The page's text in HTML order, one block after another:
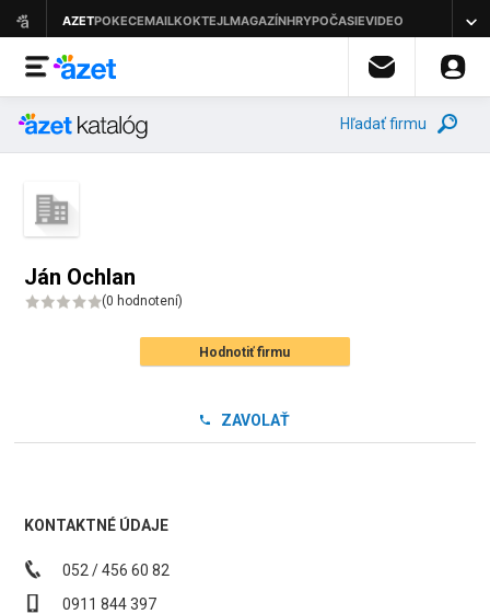
Hľadať firmu
Ján Ochlan
(0 hodnotení)
Hodnotiť firmu
ZAVOLAŤ
KONTAKTNÉ ÚDAJE
052 / 456 60 82
0911 844 397